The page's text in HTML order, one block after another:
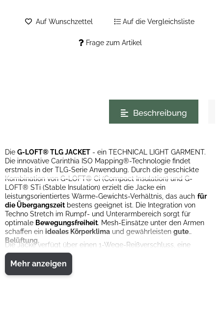
Frage zum Artikel
Auf Wunschzettel Auf die Vergleichsliste
Beschreibung
Die G-LOFT® TLG JACKET - ein TECHNICAL LIGHT GARMENT.
Die innovative Carinthia ISO Mapping®-Technologie findet
erstmals in der TLG-Serie Anwendung. Durch die geschickte
Kombination von G-LOFT® Ci (Compact Insulation) und G-
LOFT® STi (Stable Insulation) erzielt die Jacke ein
leistungsorientiertes Wärme-Gewichts-Verhältnis, das auch für
die Übergangszeit bestens geeignet ist. Die Integration von
Techno Stretch im Rumpf- und Unterarmbereich sorgt für
optimale Bewegungsfreiheit. Mesh-Einsätze unter den Armen
schaffen ein ideales Körperklima und gewährleisten gute
Belüftung.
Die Jacke verfügt über einen 1-Wege-Reißverschluss, eine
Napoleontasche sowie zwei große Seitentaschen, die praktischen
Stauraum bieten. Die Kapuze ist mit einem verstärkten Schirm
ausgestattet und kann mithilfe elastischer Kordeln individuell
Mehr anzeigen